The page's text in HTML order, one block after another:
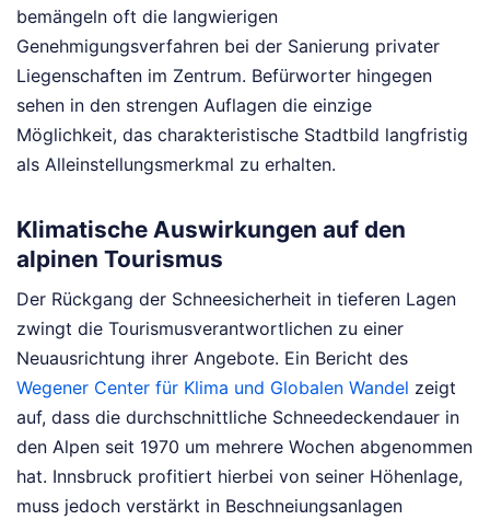
bemängeln oft die langwierigen
Genehmigungsverfahren bei der Sanierung privater
Liegenschaften im Zentrum. Befürworter hingegen
sehen in den strengen Auflagen die einzige
Möglichkeit, das charakteristische Stadtbild langfristig
als Alleinstellungsmerkmal zu erhalten.
Klimatische Auswirkungen auf den
alpinen Tourismus
Der Rückgang der Schneesicherheit in tieferen Lagen
zwingt die Tourismusverantwortlichen zu einer
Neuausrichtung ihrer Angebote. Ein Bericht des
Wegener Center für Klima und Globalen Wandel zeigt
auf, dass die durchschnittliche Schneedeckendauer in
den Alpen seit 1970 um mehrere Wochen abgenommen
hat. Innsbruck profitiert hierbei von seiner Höhenlage,
muss jedoch verstärkt in Beschneiungsanlagen